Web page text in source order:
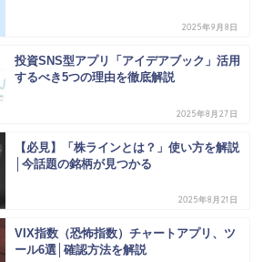
2025年9月8日
投資SNS型アプリ「アイデアブック」活用
するべき5つの理由を徹底解説
2025年8月27日
【必見】「株ラインとは？」使い方を解説
│今話題の銘柄が見つかる
2025年8月21日
VIX指数（恐怖指数）チャートアプリ、ツ
ール6選│確認方法を解説